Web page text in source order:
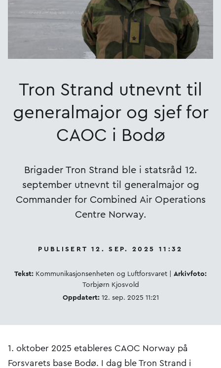
Tron Strand utnevnt til
generalmajor og sjef for
CAOC i Bodø
Brigader Tron Strand ble i statsråd 12.
september utnevnt til generalmajor og
Commander for Combined Air Operations
Centre Norway.
PUBLISERT 12. SEP. 2025 11:32
Tekst: Kommunikasjonsenheten og Luftforsvaret | Arkivfoto:
Torbjørn Kjosvold
Oppdatert:12. sep. 2025 11:21
1. oktober 2025 etableres CAOC Norway på
Forsvarets base Bodø. I dag ble Tron Strand i